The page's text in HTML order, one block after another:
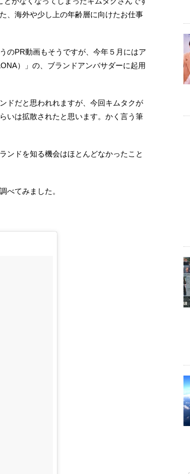
、海外や少し上の年齢層に向けたお仕事
のPR動画もそうですが、今年５月にはア
）」の、ブランドアンバサダーに起用
ドだと思われれますが、今回キムタクが
いは拡散されたと思います。かく言う筆
ンドを知る機会はほとんどなかったこと
べてみました。